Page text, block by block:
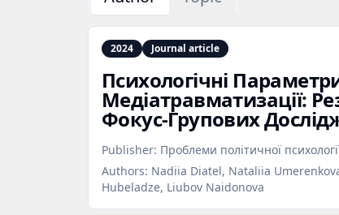
2024 Journal article
Психологічні
Медіатравматизації:
Фокус‑Групових
Publisher: Проблеми політичної
Authors: Nadiia Diatel, Nataliia
Hubeladze, Liubov Naidonova